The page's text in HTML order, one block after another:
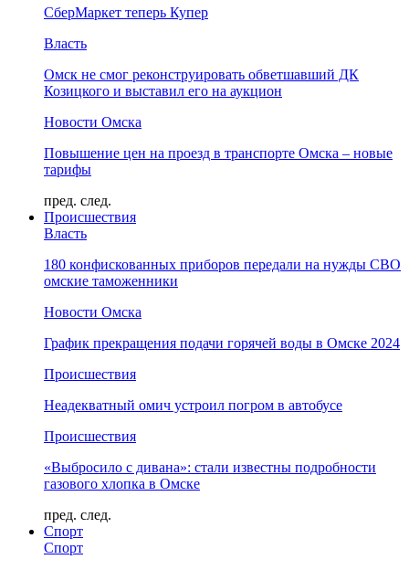
СберМаркет теперь Купер
Власть
Омск не смог реконструировать обветшавший ДК
Козицкого и выставил его на аукцион
Новости Омска
Повышение цен на проезд в транспорте Омска – новые
тарифы
пред. след.
Происшествия
Власть
180 конфискованных приборов передали на нужды СВО
омские таможенники
Новости Омска
График прекращения подачи горячей воды в Омске 2024
Происшествия
Неадекватный омич устроил погром в автобусе
Происшествия
«Выбросило с дивана»: стали известны подробности
газового хлопка в Омске
пред. след.
Спорт
Спорт